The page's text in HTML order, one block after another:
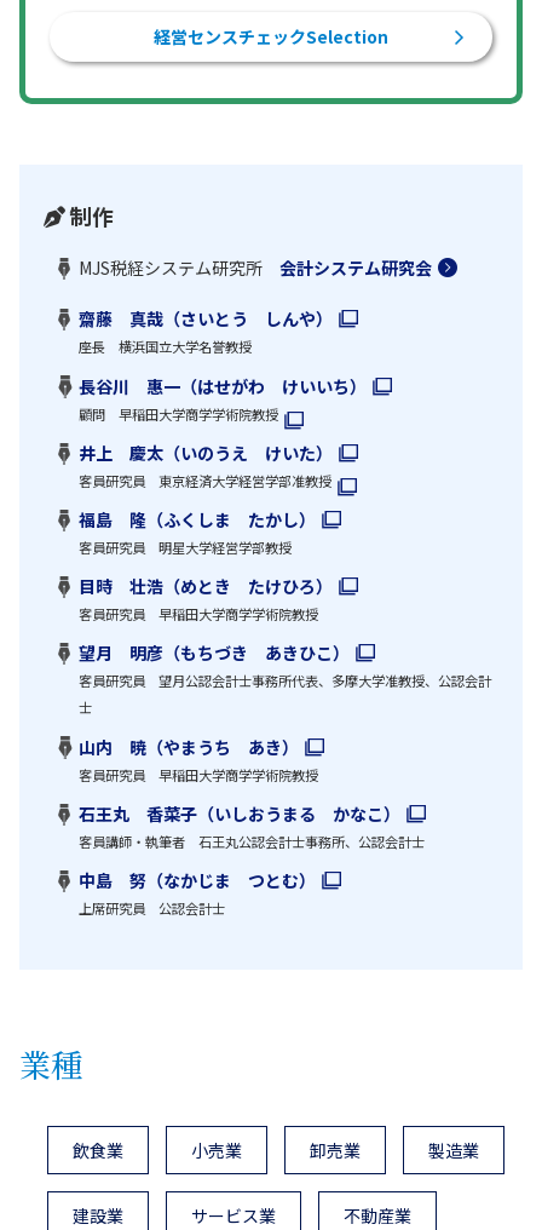
経営センスチェックSelection
制作
MJS税経システム研究所 会計システム研究会
齋藤 真哉（さいとう しんや）
座長 横浜国立大学名誉教授
長谷川 惠一（はせがわ けいいち）
顧問 早稲田大学商学学術院教授
井上 慶太（いのうえ けいた）
客員研究員 東京経済大学経営学部准教授
福島 隆（ふくしま たかし）
客員研究員 明星大学経営学部教授
目時 壮浩（めとき たけひろ）
客員研究員 早稲田大学商学学術院教授
望月 明彦（もちづき あきひこ）
客員研究員 望月公認会計士事務所代表、多摩大学准教授、公認会計
士
山内 暁（やまうち あき）
客員研究員 早稲田大学商学学術院教授
石王丸 香菜子（いしおうまる かなこ）
客員講師・執筆者 石王丸公認会計士事務所、公認会計士
中島 努（なかじま つとむ）
上席研究員 公認会計士
業種
飲食業 小売業 卸売業 製造業
建設業 サービス業 不動産業